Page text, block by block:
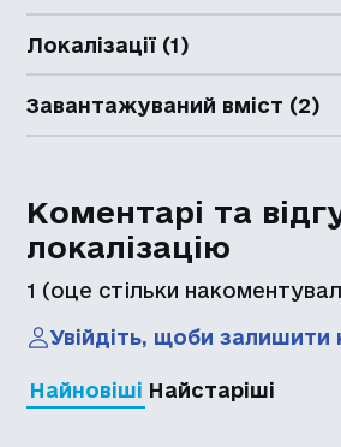
Локалізації (1)
Завантажуваний вміст (2)
Коментарі та
локалізацію
1 (оце стільки
Увійдіть, щоби залишити
Найновіші Найстаріші